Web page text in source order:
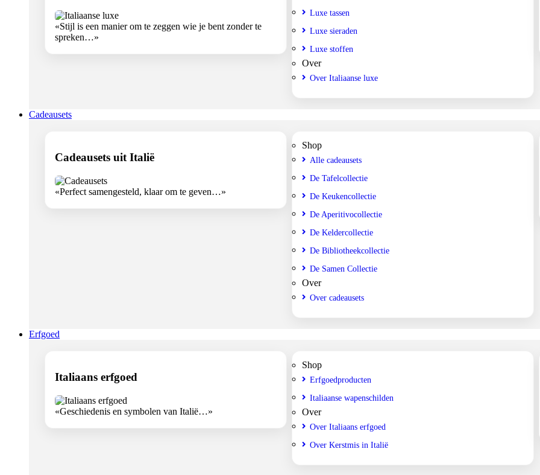
«Stijl is een manier om te zeggen wie je bent zonder te
spreken…»
Luxe tassen
Luxe sieraden
Luxe stoffen
Over
Over Italiaanse luxe
Cadeausets
Cadeausets uit Italië
«Perfect samengesteld, klaar om te geven…»
Shop
Alle cadeausets
De Tafelcollectie
De Keukencollectie
De Aperitivocollectie
De Keldercollectie
De Bibliotheekcollectie
De Samen Collectie
Over
Over cadeausets
Erfgoed
Italiaans erfgoed
«Geschiedenis en symbolen van Italië…»
Shop
Erfgoedproducten
Italiaanse wapenschilden
Over
Over Italiaans erfgoed
Over Kerstmis in Italië